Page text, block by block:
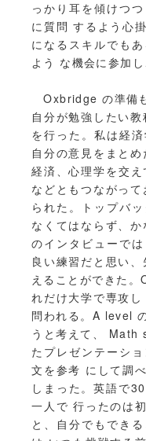
っかり耳を傾けつ
に質問 するよう心
になるスキルでも
よう な機会に参加
Oxbridge の準備
自分が勉強したい
を行った。私は経
自分の意見をまと
経済、心理学を交
などともつながっ
られた。トップバ
なくてはならず、
のインタビューで
良い練習だと思い
えることができた
れだけ大学で専攻
問われる。A level
うと考えて、
たプレゼンテーシ
文を参考 にして調
しまった。英語で
一人で 行ったのは
と、自分でもでき